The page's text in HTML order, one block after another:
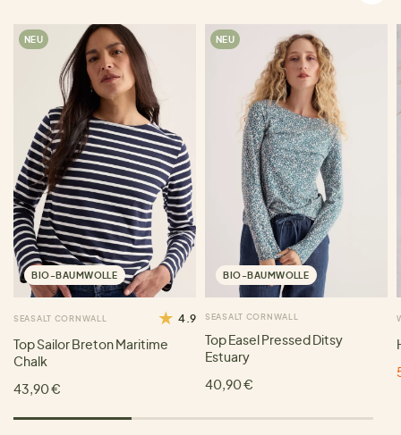
NEU
BIO-BAUMWOLLE
SEASALT CORNWALL 4.9
Top Sailor Breton Maritime
Chalk
43,90 €
NEU
BIO-BAUMWOLLE
SEASALT CORNWALL
Top Easel Pressed Ditsy
Estuary
40,90 €